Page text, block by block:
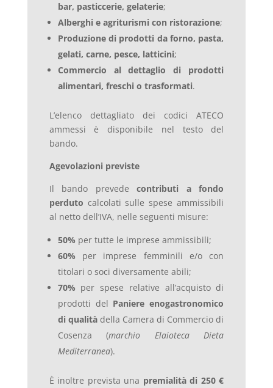
bar, pasticcerie, gelaterie;
Alberghi e agriturismi con ristorazione;
Produzione di prodotti da forno, pasta,
gelati, carne, pesce, latticini;
Commercio al dettaglio di prodotti
alimentari, freschi o trasformati.
L’elenco dettagliato dei codici ATECO
ammessi è disponibile nel testo del
bando.
Agevolazioni previste
Il bando prevedecontributi a fondo
perduto calcolati sulle spese ammissibili
al netto dell’IVA, nelle seguenti misure:
50% per tutte le imprese ammissibili;
60% per imprese femminili e/o con
titolari o soci diversamente abili;
70% per spese relative all’acquisto di
prodotti del Paniere enogastronomico
di qualitàdella Camera di Commercio di
Cosenza (marchio Elaioteca Dieta
Mediterranea).
È inoltre prevista una premialità di 250 €